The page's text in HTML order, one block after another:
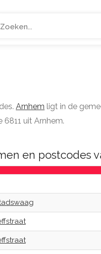
Arnhem ligt in de
uit Arnhem.
en postcodes